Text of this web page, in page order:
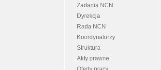
Zadania NCN
Dyrekcja
Rada NCN
Koordynatorzy
Struktura
Akty prawne